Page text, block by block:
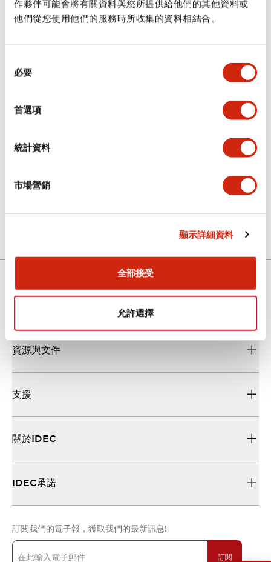
作夥伴可能會將有關資料與您所提供給他們的其他資料或
他們從您使用他們的服務時所收集的資料相結合。
必要
首選項
統計資料
市場營銷
顯示詳細資料
全部接受
允許選擇
制及可追溯性。
主機設備，支援
Modbus TCP。內建
供操作狀態反饋。
KW2D 系列支援 3rd
標籤必須在 13.56
MHz 頻率運作，且符
準。雖然 KW2D 可搭
編碼鑰匙扣或卡片式標
資源與文件
支援
關於IDEC
IDEC承諾
訂閱我們的電子報，獲取我們的最新訊息!
訂閱